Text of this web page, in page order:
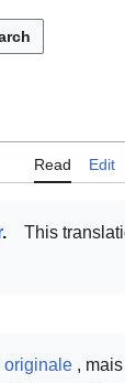
Read Edit
.
This
originale ,